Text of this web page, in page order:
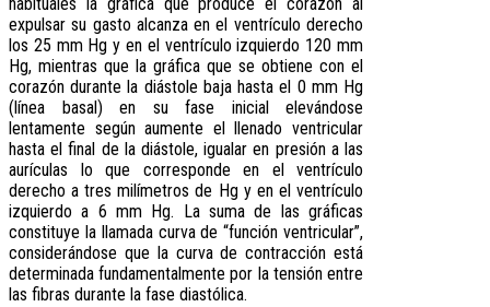
habituales la gráfica que produce el corazón al
expulsar su gasto alcanza en el ventrículo derecho
los 25 mm Hg y en el ventrículo izquierdo 120 mm
Hg, mientras que la gráfica que se obtiene con el
corazón durante la diástole baja hasta el 0 mm Hg
(línea basal) en su fase inicial elevándose
lentamente según aumente el llenado ventricular
hasta el final de la diástole, igualar en presión a las
aurículas lo que corresponde en el ventrículo
derecho a tres milímetros de Hg y en el ventrículo
izquierdo a 6 mm Hg. La suma de las gráficas
constituye la llamada curva de “función ventricular”,
considerándose que la curva de contracción está
determinada fundamentalmente por la tensión entre
las fibras durante la fase diastólica.